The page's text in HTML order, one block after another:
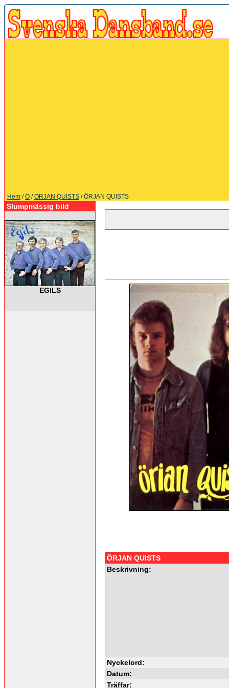
Hem /Ö /ÖRJAN QUISTS / ÖRJAN QUISTS
Slumpmässig bild
EGILS
ÖRJAN QUISTS
Beskrivning:
Nyckelord:
Datum:
Träffar: